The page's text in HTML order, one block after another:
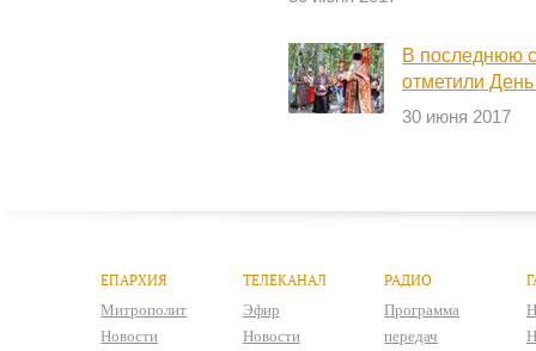
В последнюю
отметили
30 июня 2017
ЕПАРХИЯ
Митрополит
Новости
ТЕЛЕКАНАЛ
Эфир
Новости
РАДИО
Программа
передач